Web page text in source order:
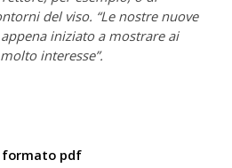
del viso. “Le nostre nuove
iniziato a mostrare ai
interesse”.
formato pdf